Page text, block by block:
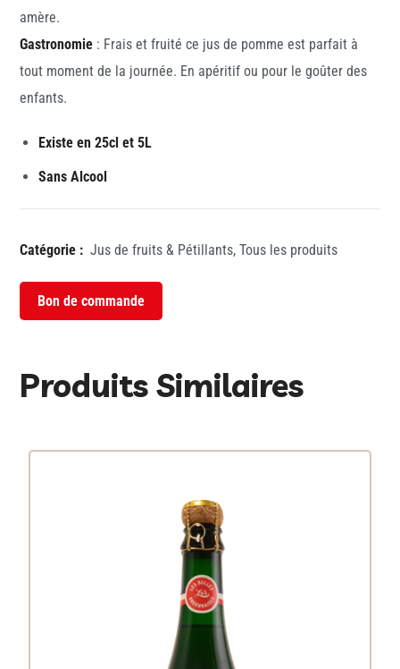
amère.
Gastronomie : Frais et fruité ce jus de pomme est parfait à
tout moment de la journée. En apéritif ou pour le goûter des
enfants.
Existe en 25cl et 5L
Sans Alcool
Catégorie : Jus de fruits & Pétillants,Tous les produits
Bon de commande
Produits Similaires